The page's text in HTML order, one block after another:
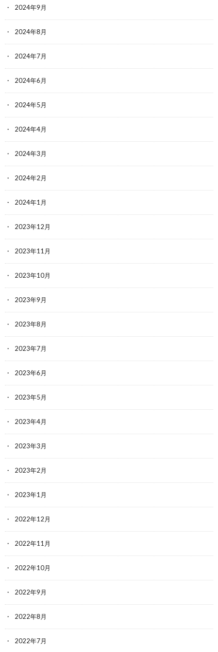
2024年9月
2024年8月
2024年7月
2024年6月
2024年5月
2024年4月
2024年3月
2024年2月
2024年1月
2023年12月
2023年11月
2023年10月
2023年9月
2023年8月
2023年7月
2023年6月
2023年5月
2023年4月
2023年3月
2023年2月
2023年1月
2022年12月
2022年11月
2022年10月
2022年9月
2022年8月
2022年7月